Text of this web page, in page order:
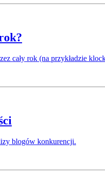
cały rok (na przykładzie
blogów konkurencji.